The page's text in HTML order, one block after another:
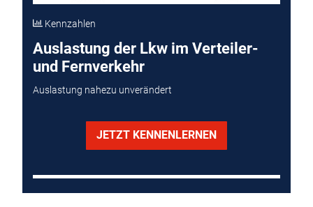
Kennzahlen
Auslastung der Lkw im Verteiler-
und Fernverkehr
Auslastung nahezu unverändert
JETZT KENNENLERNEN